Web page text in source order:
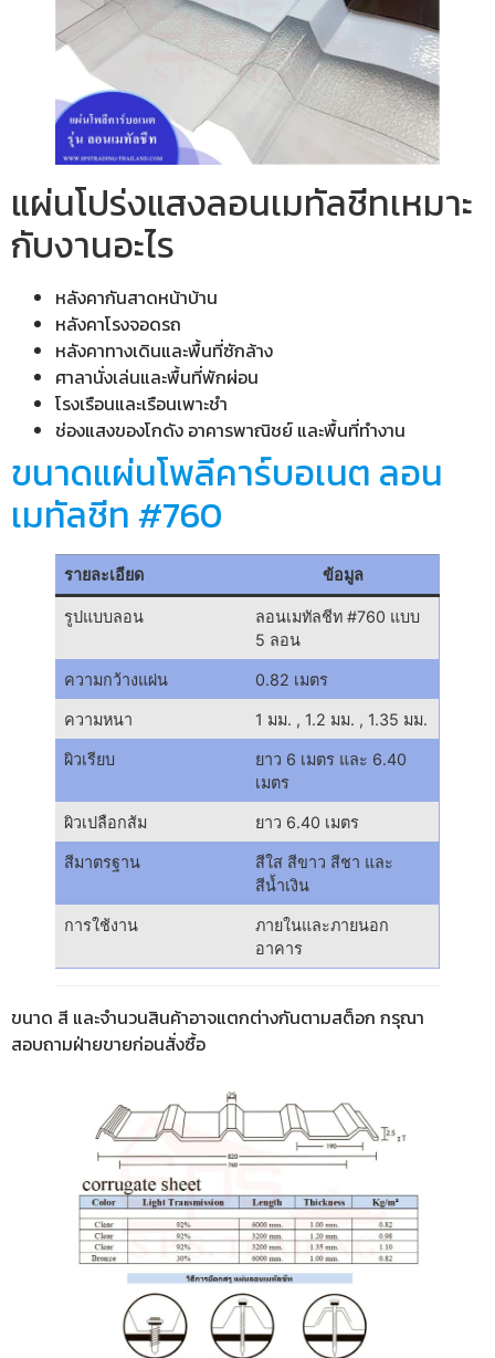
แผ่นโปร่งแสงลอนเมทัลชีทเหมาะ
กับงานอะไร
หลังคากันสาดหน้าบ้าน
หลังคาโรงจอดรถ
หลังคาทางเดินและพื้นที่ซักล้าง
ศาลานั่งเล่นและพื้นที่พักผ่อน
โรงเรือนและเรือนเพาะชำ
ช่องแสงของโกดัง อาคารพาณิชย์ และพื้นที่ทำงาน
ขนาดแผ่นโพลีคาร์บอเนต ลอน
เมทัลชีท #760
รายละเอียด ข้อมูล
รูปแบบลอน
ลอนเมทัลชีท #760 แบบ
5 ลอน
ความกว้างแผ่น 0.82 เมตร
ความหนา 1 มม. , 1.2 มม. , 1.35 มม.
ผิวเรียบ
ยาว 6 เมตร และ 6.40
เมตร
ผิวเปลือกส้ม ยาว 6.40 เมตร
สีมาตรฐาน
สีใส สีขาว สีชา และ
สีน้ำเงิน
การใช้งาน
ภายในและภายนอก
อาคาร
ขนาด สี และจำนวนสินค้าอาจแตกต่างกันตามสต็อก กรุณา
สอบถามฝ่ายขายก่อนสั่งซื้อ